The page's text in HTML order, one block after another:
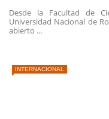
Desde la Facultad de
Universidad Nacional de
abierto ...
INTERNACIONAL